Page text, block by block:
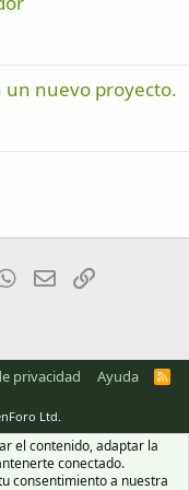
un nuevo proyecto.
WhatsApp
Email
privacidad Ayuda
R
Ltd.
el contenido, adaptar la
conectado.
consentimiento a nuestra